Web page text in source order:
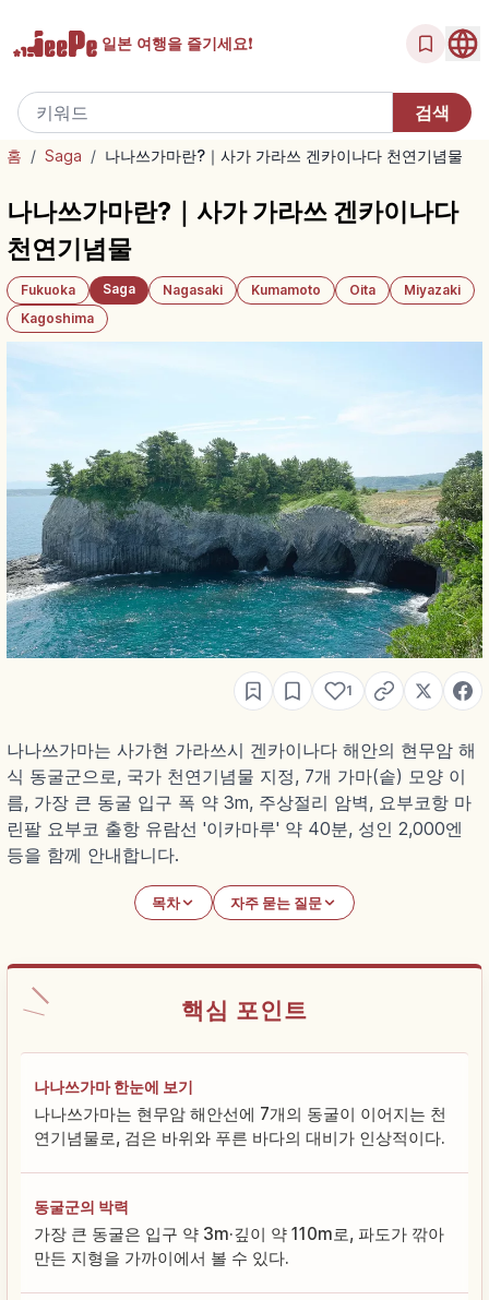
일본 여행을 즐기세요!
홈 / Saga / 나나쓰가마란?｜사가 가라쓰 겐카이나다 천연기념물
나나쓰가마란?｜사가 가라쓰 겐카이나다
천연기념물
Fukuoka Saga Nagasaki Kumamoto Oita
Miyazaki
Kagoshima
1
나나쓰가마는 사가현 가라쓰시 겐카이나다 해안의 현무암 해
식 동굴군으로, 국가 천연기념물 지정, 7개 가마(솥) 모양 이
름, 가장 큰 동굴 입구 폭 약 3m, 주상절리 암벽, 요부코항 마
린팔 요부코 출항 유람선 '이카마루' 약 40분, 성인 2,000엔
등을 함께 안내합니다.
목차 자주 묻는 질문
핵심 포인트
나나쓰가마 한눈에 보기
나나쓰가마는 현무암 해안선에 7개의 동굴이 이어지는 천
연기념물로, 검은 바위와 푸른 바다의 대비가 인상적이다.
동굴군의 박력
가장 큰 동굴은 입구 약 3m·깊이 약 110m로, 파도가 깎아
만든 지형을 가까이에서 볼 수 있다.